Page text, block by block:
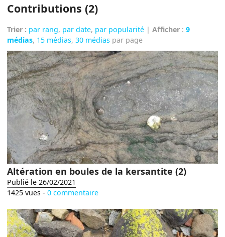
Contributions (2)
Trier : par rang, par date, par popularité |Afficher :9
médias, 15 médias,30 médias par page
Altération en boules de la kersantite (2)
Publié le 26/02/2021
1425 vues -0 commentaire